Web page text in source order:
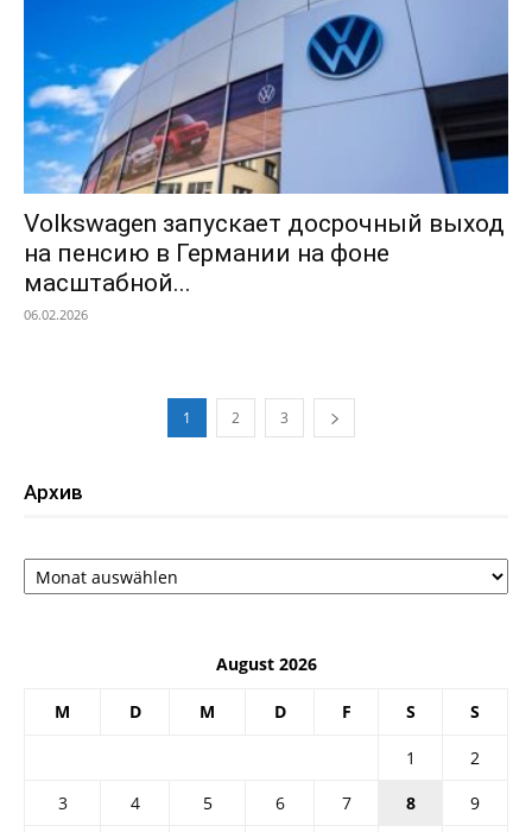
Volkswagen запускает досрочный выход
на пенсию в Германии на фоне
масштабной...
06.02.2026
1 2 3
Архив
Архив
August 2026
M D M D F S S
1
2
3
4 5 6 7 8
9